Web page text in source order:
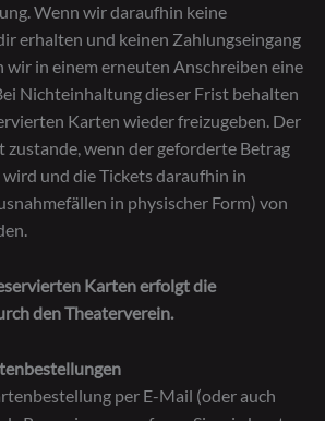
Wenn wir daraufhin keine
erhalten und keinen Zahlungseingang
wir in einem erneuten Anschreiben eine
Nichteinhaltung dieser Frist behalten
Karten wieder freizugeben. Der
wenn der geforderte Betrag
und die Tickets daraufhin in
in physischer Form) von
Karten erfolgt die
den Theaterverein.
per E-Mail (oder auch